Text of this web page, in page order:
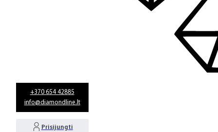
+370 654 42885
info@diamondline.lt
Prisijungti